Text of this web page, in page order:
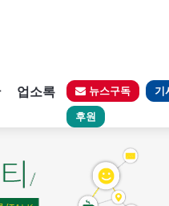
업소록 뉴스구독 기
후원